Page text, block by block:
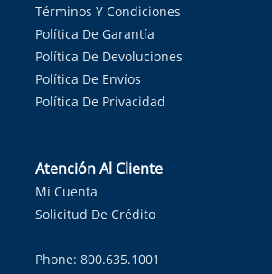
Términos Y Condiciones
Política De Garantía
Política De Devoluciones
Política De Envíos
Política De Privacidad
Atención Al Cliente
Mi Cuenta
Solicitud De Crédito
Phone: 800.635.1001